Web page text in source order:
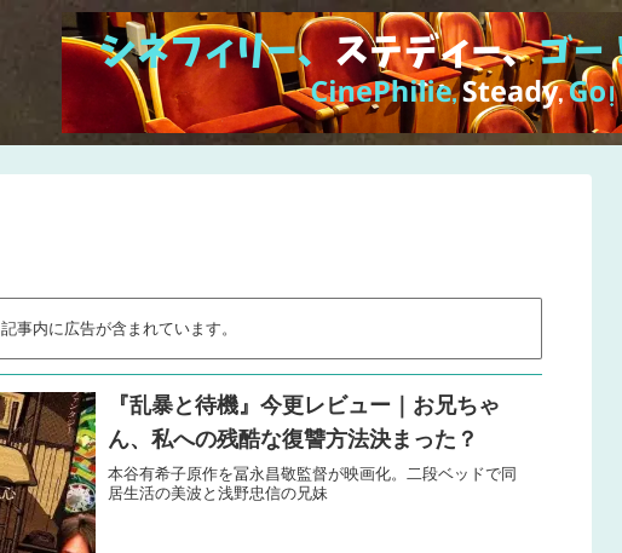
記事内に広告が含まれています。
『乱暴と待機』今更レビュー｜お兄ちゃ
ん、私への残酷な復讐方法決まった？
本谷有希子原作を冨永昌敬監督が映画化。二段ベッドで同
居生活の美波と浅野忠信の兄妹